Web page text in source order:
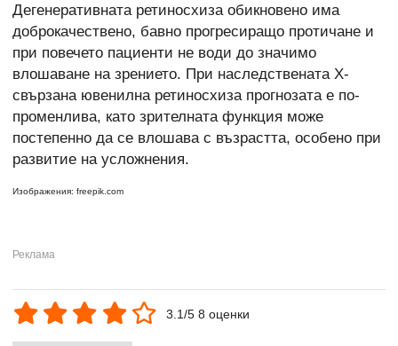
Дегенеративната ретиносхиза обикновено има
доброкачествено, бавно прогресиращо протичане и
при повечето пациенти не води до значимо
влошаване на зрението. При наследствената X-
свързана ювенилна ретиносхиза прогнозата е по-
променлива, като зрителната функция може
постепенно да се влошава с възрастта, особено при
развитие на усложнения.
Изображения: freepik.com
3.1/5 8 оценки